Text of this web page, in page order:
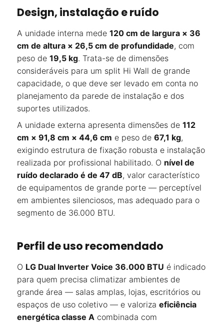
Design, instalação e ruído
A unidade interna mede 120 cm de largura × 36
cm de altura × 26,5 cm de profundidade, com
peso de 19,5 kg. Trata-se de dimensões
consideráveis para um split Hi Wall de grande
capacidade, o que deve ser levado em conta no
planejamento da parede de instalação e dos
suportes utilizados.
A unidade externa apresenta dimensões de 112
cm × 91,8 cm × 44,6 cm e peso de 67,1 kg,
exigindo estrutura de fixação robusta e instalação
realizada por profissional habilitado. O nível de
ruído declarado é de 47 dB, valor característico
de equipamentos de grande porte — perceptível
em ambientes silenciosos, mas adequado para o
segmento de 36.000 BTU.
Perfil de uso recomendado
O LG Dual Inverter Voice 36.000 BTU é indicado
para quem precisa climatizar ambientes de
grande área — salas amplas, lojas, escritórios ou
espaços de uso coletivo — e valoriza eficiência
energética classe A combinada com